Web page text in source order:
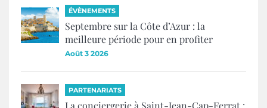
ÉVÈNEMENTS
Septembre sur la Côte d’Azur : la
meilleure période pour en profiter
Août 3 2026
PARTENARIATS
La conciergerie à Saint-Jean-Cap-Ferrat :